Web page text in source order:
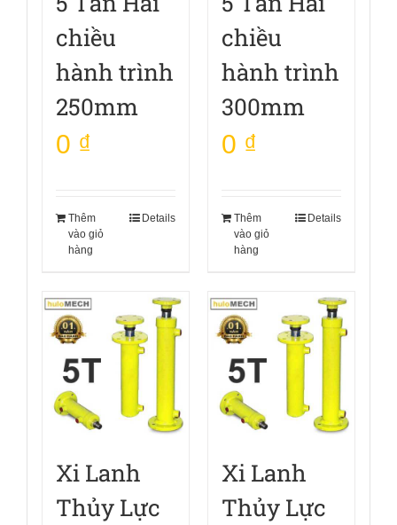
chiều
hành trình
250mm
0 ₫
Thêm
vào giỏ
hàng
Details
chiều
hành trình
300mm
0 ₫
Thêm
vào giỏ
hàng
Details
Xi Lanh
Thủy Lực
Xi Lanh
Thủy Lực